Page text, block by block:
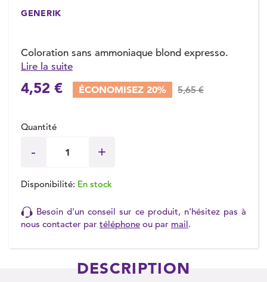
GENERIK
Coloration sans ammoniaque blond expresso.
Lire la suite
4,52 € ÉCONOMISEZ 20% 5,65 €
Quantité
Disponibilité: En stock
Besoin d'un conseil sur ce produit, n'hésitez pas à
nous contacter par téléphone ou par mail.
DESCRIPTION